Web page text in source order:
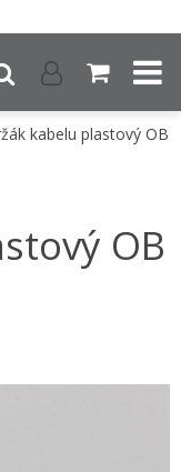
kabelu plastový OB
OB